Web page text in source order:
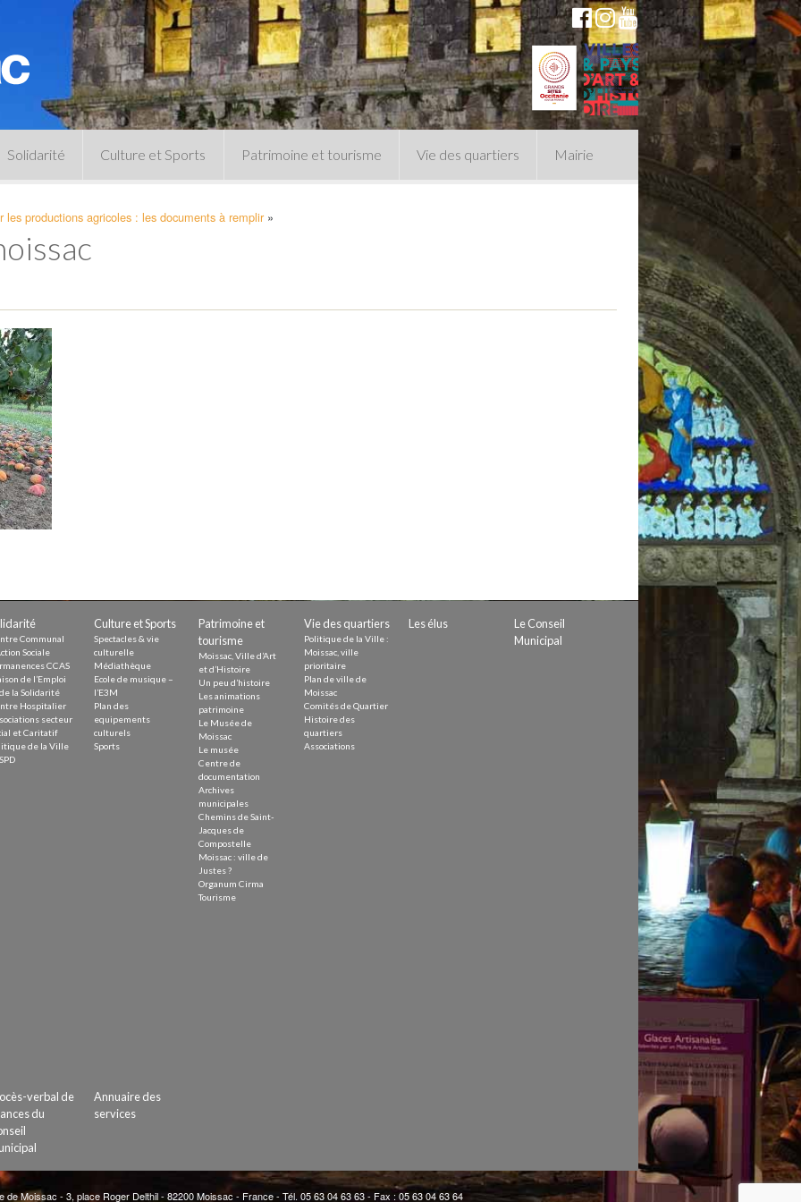
durable
Solidarité
CCAS
intrafamiliales
Culture et Sports Patrimoine et tourisme
Un peu d’histoire
Les animations patrimoine
Le musée
Vie des quartiers Mairie
les productions agricoles : les documents à remplir »
Communal
Sociale
CCAS
de l’Emploi
la Solidarité
Hospitalier
secteur
et Caritatif
de la Ville
Culture et Sports
Spectacles & vie
culturelle
Médiathèque
Ecole de musique –
l’E3M
Plan des
equipements
culturels
Sports
Patrimoine et
tourisme
Moissac, Ville d’Art
et d’Histoire
Un peu d’histoire
Les animations
patrimoine
Le Musée de
Moissac
Le musée
Centre de
documentation
Archives
municipales
Chemins de Saint-
Jacques de
Compostelle
Moissac : ville de
Justes ?
Organum Cirma
Tourisme
Vie des quartiers
Politique de la Ville :
Moissac, ville
prioritaire
Plan de ville de
Moissac
Comités de Quartier
Histoire des
quartiers
Associations
Les élus
Le Conseil
Municipal
verbal de
du
Annuaire des
services
de Moissac - 3, place Roger Delthil - 82200 Moissac - France - Tél. 05 63 04 63 63 - Fax : 05 63 04 63 64